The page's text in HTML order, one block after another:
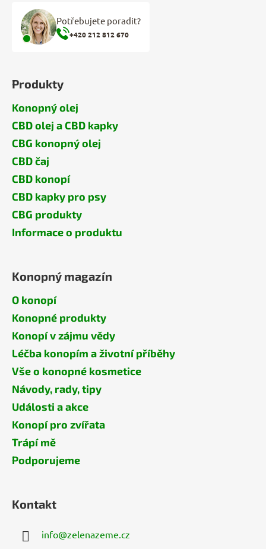
Potřebujete poradit?
+420 212 812 670
Produkty
Konopný olej
CBD olej a CBD kapky
CBG konopný olej
CBD čaj
CBD konopí
CBD kapky pro psy
CBG produkty
Informace o produktu
Konopný magazín
O konopí
Konopné produkty
Konopí v zájmu vědy
Léčba konopím a životní příběhy
Vše o konopné kosmetice
Návody, rady, tipy
Události a akce
Konopí pro zvířata
Trápí mě
Podporujeme
Kontakt
info@zelenazeme.cz